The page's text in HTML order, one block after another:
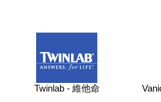
Twinlab - 維他命